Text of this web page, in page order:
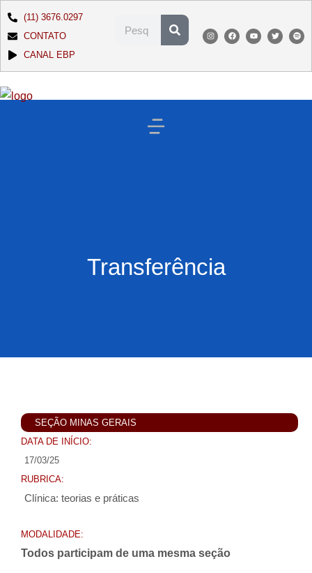
(11) 3676.0297
CONTATO
CANAL EBP
Transferência
SEÇÃO MINAS GERAIS
DATA DE INÍCIO:
17/03/25
RUBRICA:
Clínica: teorias e práticas
MODALIDADE:
Todos participam de uma mesma seção